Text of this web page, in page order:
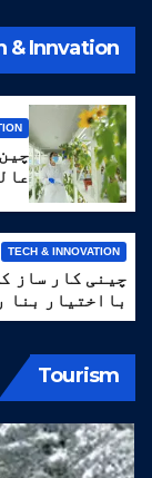
& Innvation
TECH & INNOVATION
چینی کار ساز
بااختیار بنا
Tourism